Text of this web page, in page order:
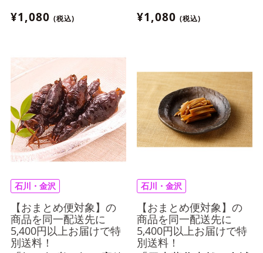
¥1,080 (税込)
¥1,080 (税込)
石川・金沢
【おまとめ便対象】の
商品を同一配送先に
5,400円以上お届けで特
別送料！
石川・金沢
【おまとめ便対象】の
商品を同一配送先に
5,400円以上お届けで特
別送料！